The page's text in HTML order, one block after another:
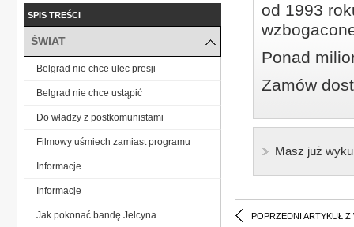
od 1993
Ponad
Zamów
Masz już
POPRZEDNI ARTYKUŁ Z
SPIS TREŚCI
ŚWIAT
Belgrad nie chce ulec presji
Belgrad nie chce ustąpić
Do władzy z postkomunistami
Filmowy uśmiech zamiast programu
Informacje
Informacje
Jak pokonać bandę Jelcyna